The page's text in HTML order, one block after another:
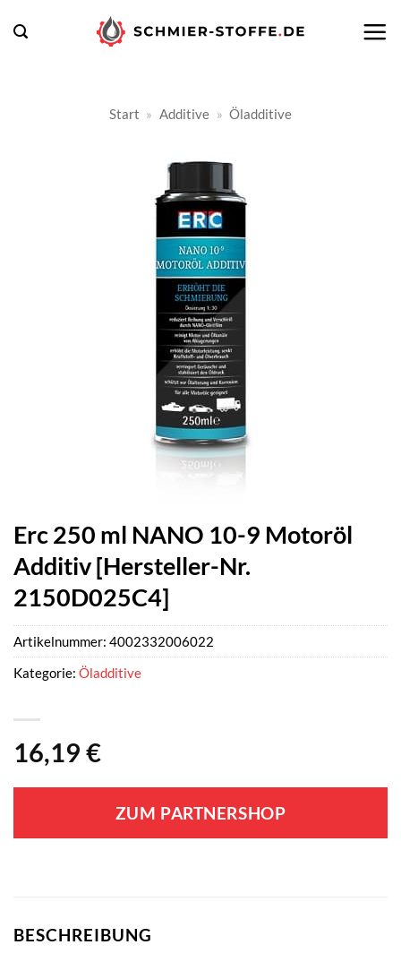
Inhalt
Start » Additive » Öladditive
Erc 250 ml NANO 10-9 Motoröl
Additiv [Hersteller-Nr.
2150D025C4]
16,19 €
ZUM PARTNERSHOP
Artikelnummer: 4002332006022
Kategorie: Öladditive
BESCHREIBUNG